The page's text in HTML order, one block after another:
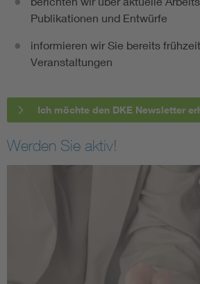
Publikationen und Entwürfe
informieren wir Sie bereits
Veranstaltungen
Ich möchte den DKE Newsletter
Werden Sie aktiv!